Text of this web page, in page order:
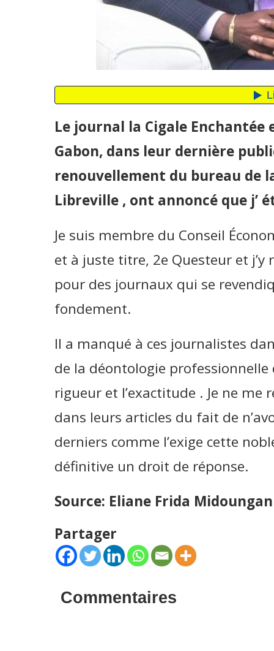
Le journal la Cigale
Gabon, dans leur dernière
renouvellement du bureau de
Libreville , ont annoncé que j’
Je suis membre du Conseil
et à juste titre, 2e Questeur et
pour des journaux qui se
fondement.
Il a manqué à ces journalistes
de la déontologie
rigueur et l’exactitude . Je ne me
dans leurs articles du fait de
derniers comme l’exige cette
définitive un droit de réponse.
Source: Eliane Frida
Partager
Commentaires